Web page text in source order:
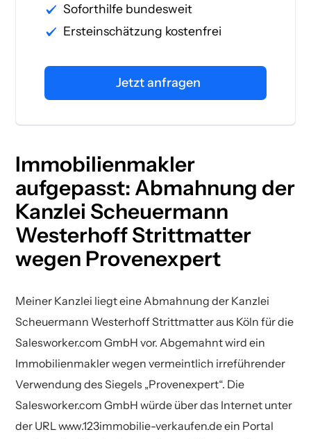
Immobilienmakler
aufgepasst: Abmahnung der
Kanzlei Scheuermann
Westerhoff Strittmatter
wegen Provenexpert
Meiner Kanzlei liegt eine Abmahnung der Kanzlei
Scheuermann Westerhoff Strittmatter aus Köln für die
Salesworker.com GmbH vor. Abgemahnt wird ein
Immobilienmakler wegen vermeintlich irreführender
Verwendung des Siegels „Provenexpert“. Die
Salesworker.com GmbH würde über das Internet unter
der URL www.123immobilie-verkaufen.de ein Portal
Soforthilfe bundesweit
Ersteinschätzung kostenfrei
Jetzt anfragen